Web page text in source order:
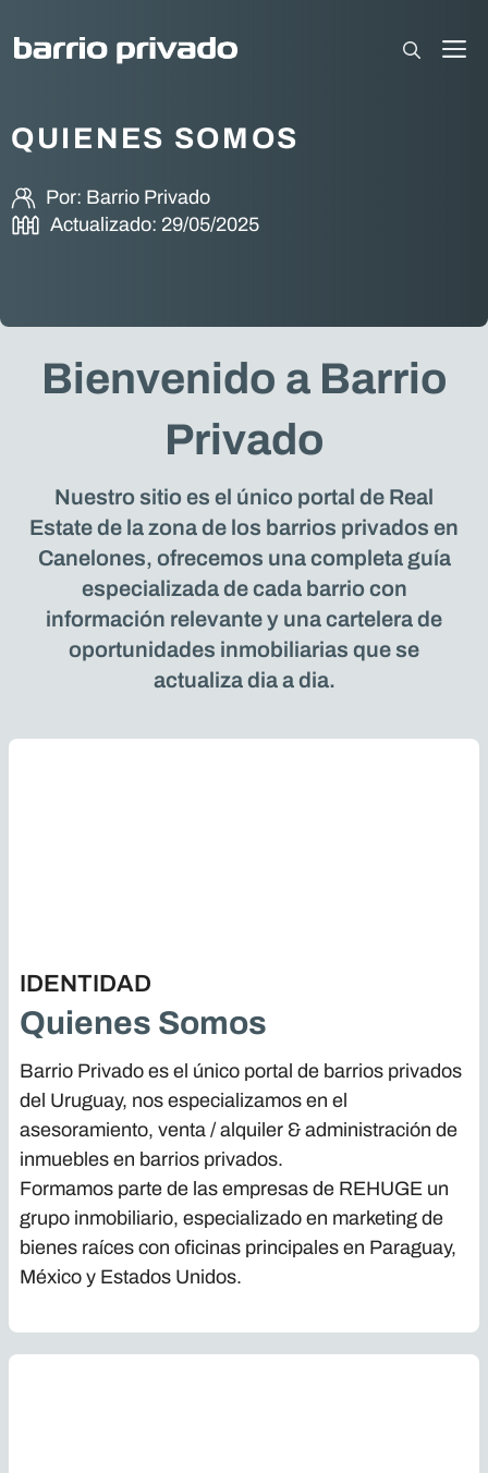
QUIENES SOMOS
Por: Barrio Privado
Actualizado: 29/05/2025
Bienvenido a Barrio
Privado
Nuestro sitio es el único portal de Real
Estate de la zona de los barrios privados en
Canelones, ofrecemos una completa guía
especializada de cada barrio con
información relevante y una cartelera de
oportunidades inmobiliarias que se
actualiza dia a dia.
IDENTIDAD
Quienes Somos
Barrio Privado es el único portal de barrios privados
del Uruguay, nos especializamos en el
asesoramiento, venta / alquiler & administración de
inmuebles en barrios privados.
Formamos parte de las empresas de REHUGE un
grupo inmobiliario, especializado en marketing de
bienes raíces con oficinas principales en Paraguay,
México y Estados Unidos.